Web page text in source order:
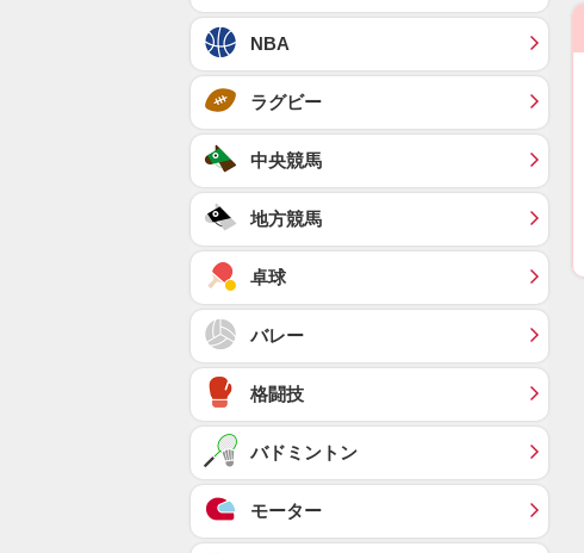
NBA
ラグビー
中央競馬
地方競馬
卓球
バレー
格闘技
バドミントン
モーター